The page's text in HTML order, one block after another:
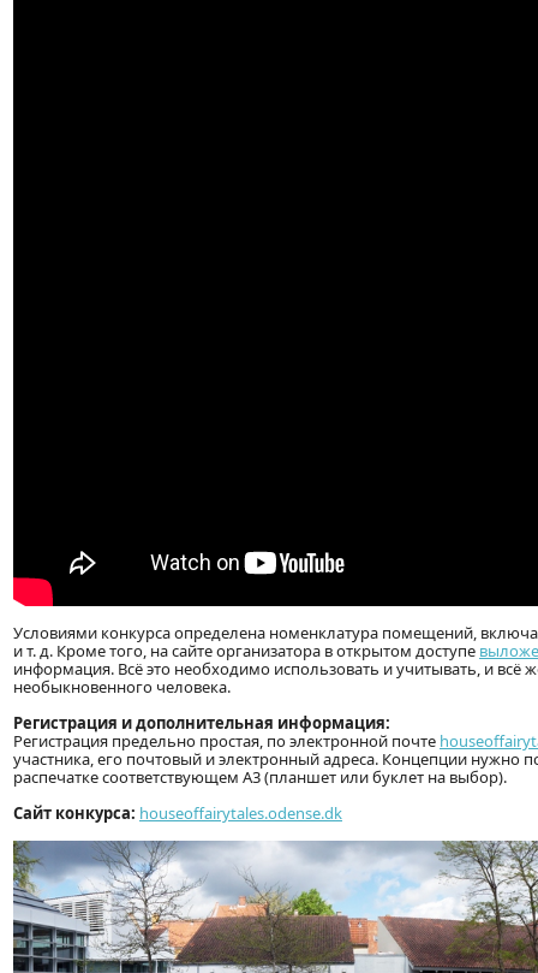
Условиями конкурса определена номенклатура помещений,
и т. д. Кроме того, на сайте организатора в открытом доступе
информация. Всё это необходимо использовать и учитывать, и
необыкновенного человека.
Регистрация и дополнительная информация:
Регистрация предельно простая, по электронной почте
участника, его почтовый и электронный адреса. Концепции нужно
распечатке соответствующем А3 (планшет или буклет на выбор).
Сайт конкурса: houseoffairytales.odense.dk